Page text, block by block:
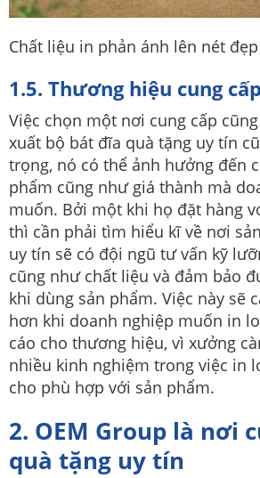
Chất liệu in phản ánh lên nét
1.5. Thương hiệu cung
Việc chọn một nơi cung cấp
xuất bộ bát đĩa quà tặng uy tín
trọng, nó có thể ảnh hưởng đến
phẩm cũng như giá thành mà
muốn. Bởi một khi họ đặt hàng
thì cần phải tìm hiểu kĩ về nơi
uy tín sẽ có đội ngũ tư vấn kỹ
cũng như chất liệu và đảm bảo
khi dùng sản phẩm. Việc này sẽ
hơn khi doanh nghiệp muốn in
cáo cho thương hiệu, vì xưởng
nhiều kinh nghiệm trong việc in
cho phù hợp với sản phẩm.
2. OEM Group là nơi
quà tặng uy tín